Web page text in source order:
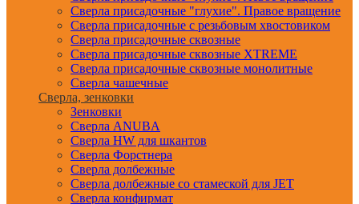
Сверла присадочные "глухие". Правое вращение
Сверла присадочные с резьбовым хвостовиком
Сверла присадочные сквозные
Сверла присадочные сквозные XTREME
Сверла присадочные сквозные монолитные
Сверла чашечные
Сверла, зенковки
Зенковки
Сверла ANUBA
Сверла HW для шкантов
Сверла Форстнера
Сверла долбежные
Сверла долбежные со стамеской для JET
Сверла конфирмат